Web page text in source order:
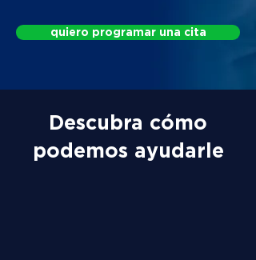
quiero programar una cita
Descubra cómo
podemos ayudarle